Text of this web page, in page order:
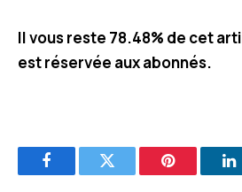
Il vous reste 78.48% de cet
est réservée aux abonnés.
FacebookTwitter Pinterest